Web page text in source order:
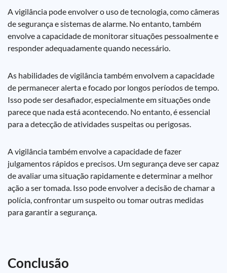
A vigilância pode envolver o uso de tecnologia, como câmeras
de segurança e sistemas de alarme. No entanto, também
envolve a capacidade de monitorar situações pessoalmente e
responder adequadamente quando necessário.
As habilidades de vigilância também envolvem a capacidade
de permanecer alerta e focado por longos períodos de tempo.
Isso pode ser desafiador, especialmente em situações onde
parece que nada está acontecendo. No entanto, é essencial
para a detecção de atividades suspeitas ou perigosas.
A vigilância também envolve a capacidade de fazer
julgamentos rápidos e precisos. Um segurança deve ser capaz
de avaliar uma situação rapidamente e determinar a melhor
ação a ser tomada. Isso pode envolver a decisão de chamar a
polícia, confrontar um suspeito ou tomar outras medidas
para garantir a segurança.
Conclusão